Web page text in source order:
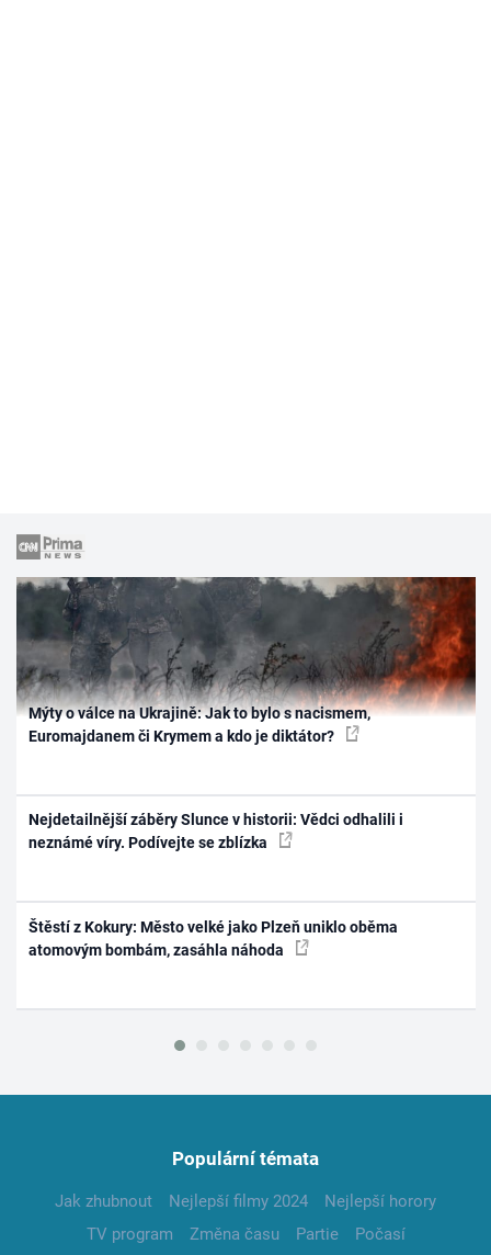
Mýty o válce na Ukrajině: Jak to bylo s nacismem,
Euromajdanem či Krymem a kdo je diktátor?
Nejdetailnější záběry Slunce v historii: Vědci odhalili i
neznámé víry. Podívejte se zblízka
Štěstí z Kokury: Město velké jako Plzeň uniklo oběma
atomovým bombám, zasáhla náhoda
Populární témata
Jak zhubnout Nejlepší filmy 2024
Nejlepší horory
TV program
Změna času Partie
Počasí